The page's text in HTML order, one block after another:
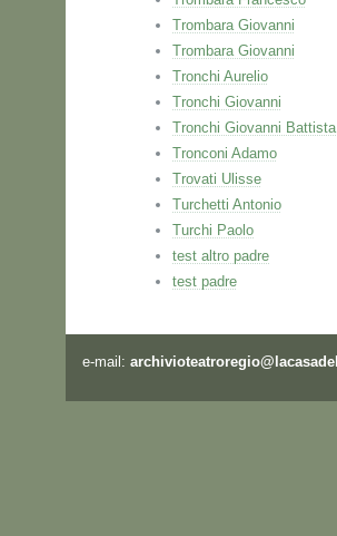
Trombara Giovanni
Trombara Giovanni
Tronchi Aurelio
Tronchi Giovanni
Tronchi Giovanni Battista
Tronconi Adamo
Trovati Ulisse
Turchetti Antonio
Turchi Paolo
test altro padre
test padre
e-mail: